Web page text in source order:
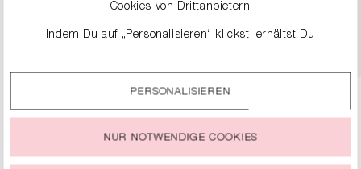
DETAILS
Cookies von Drittanbietern
Indem Du auf „Personalisieren“ klickst, erhältst Du
Durch einen Klick auf das Auswahlfeld „Alle akzeptieren“
stimmst Du der Verwendung aller Cookies zu, die unter
PERSONALISIEREN
NUR NOTWENDIGE COOKIES